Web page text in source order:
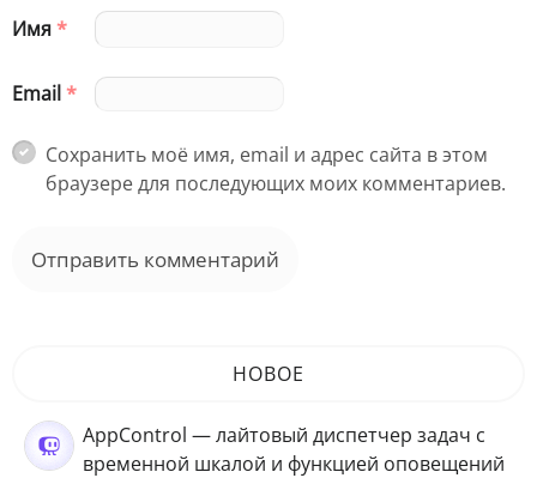
Имя*
Email*
Сохранить моё имя, email и адрес сайта в этом
браузере для последующих моих комментариев.
НОВОЕ
AppControl — лайтовый диспетчер задач с
временной шкалой и функцией оповещений